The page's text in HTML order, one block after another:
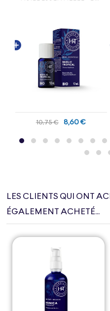
10,75 € 8,60 €
LES CLIENTS QUI ONT
ÉGALEMENT ACHETÉ...